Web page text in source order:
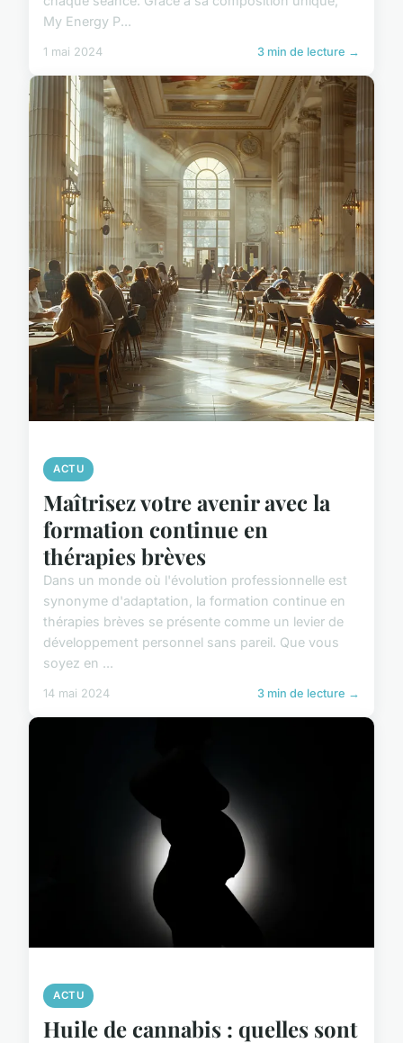
My Energy P...
1 mai 2024 3 min de lecture →
ACTU
Maîtrisez votre avenir avec la
formation continue en
thérapies brèves
Dans un monde où l'évolution professionnelle est
synonyme d'adaptation, la formation continue en
thérapies brèves se présente comme un levier de
développement personnel sans pareil. Que vous
soyez en ...
14 mai 2024 3 min de lecture →
ACTU
Huile de cannabis : quelles sont